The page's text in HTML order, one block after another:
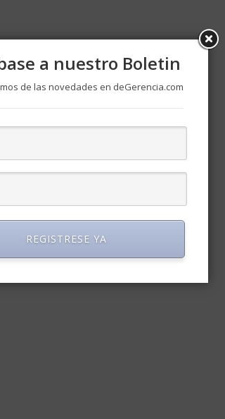
a nuestro Boletin
de las novedades en deGerencia.com
REGISTRESE YA